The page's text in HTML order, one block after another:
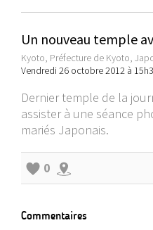
Un nouveau temple
Kyoto, Préfecture de Kyoto,
Vendredi 26 octobre 2012 à
Dernier temple de la
assister à une séance
mariés Japonais.
0
Commentaires